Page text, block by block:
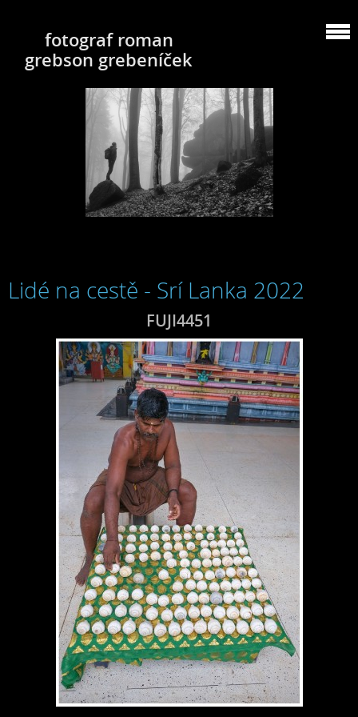
fotograf roman
grebson grebeníček
Lidé na cestě - Srí Lanka 2022
FUJI4451